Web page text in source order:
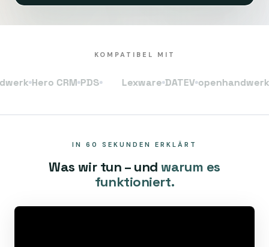
KOMPATIBEL MIT
Hero CRM PDS Lexware DATEV openhandwerk
IN 60 SEKUNDEN ERKLÄRT
Was wir tun – und warum es
funktioniert.